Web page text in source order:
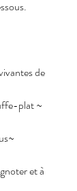
de
plat ~
et à